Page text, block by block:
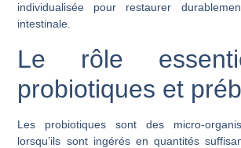
individualisée pour restaurer
intestinale.
Le rôle
probiotiques et
Les probiotiques sont des micro-
lorsqu’ils sont ingérés en quantités